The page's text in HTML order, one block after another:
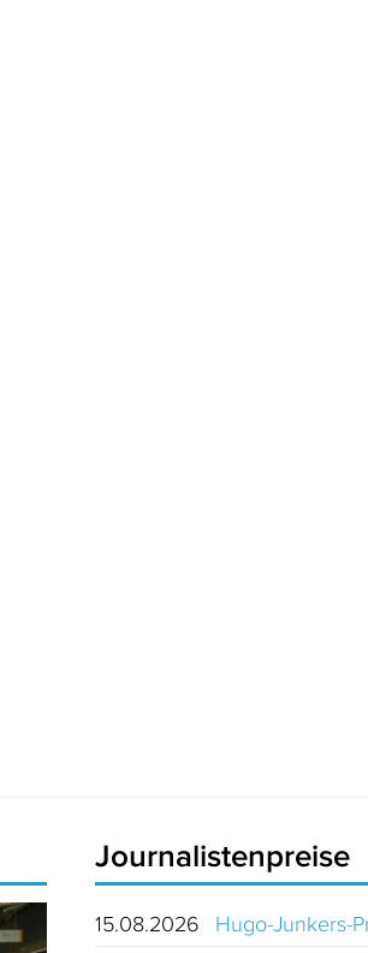
Journalistenpreise
15.08.2026
Hugo-Junkers-